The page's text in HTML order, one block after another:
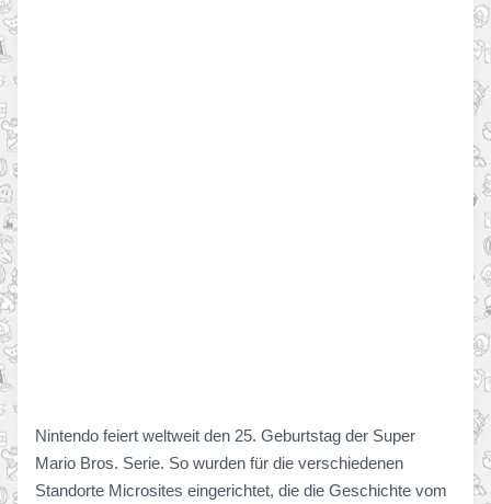
Nintendo feiert weltweit den 25. Geburtstag der Super
Mario Bros. Serie. So wurden für die verschiedenen
Standorte Microsites eingerichtet, die die Geschichte vom